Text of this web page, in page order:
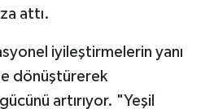
attı.
iyileştirmelerin yanı
dönüştürerek
artırıyor. "Yeşil